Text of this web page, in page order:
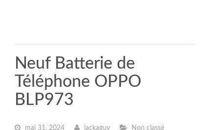
Neuf Batterie de
Téléphone OPPO
BLP973
mai 31, 2024 jackaguy Non classé